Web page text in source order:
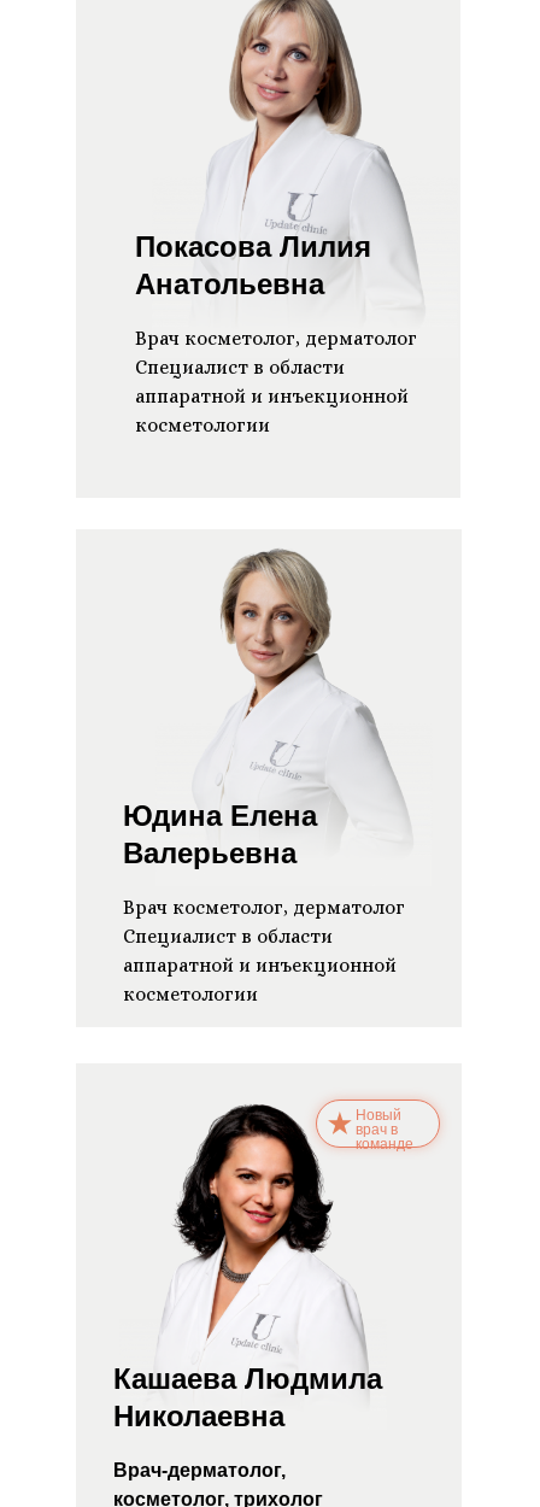
Юдина Елена
Валерьевна
Врач косметолог, дерматолог
Специалист в области
аппаратной и инъекционной
косметологии
Покасова Лилия
Анатольевна
Врач косметолог, дерматолог
Специалист в области
аппаратной и инъекционной
косметологии
Кашаева Людмила
Николаевна
Врач-дерматолог,
косметолог, трихолог
Новый
врач в
команде